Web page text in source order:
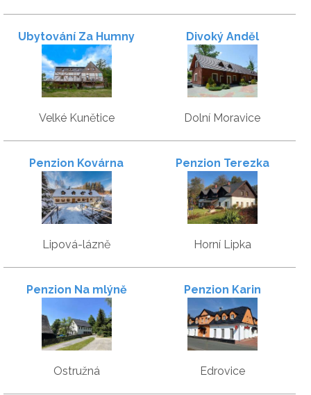
Ubytování Za Humny
Velké Kunětice
Divoký Anděl
Dolní Moravice
Penzion Kovárna
Lipová-lázně
Penzion Terezka
Horní Lipka
Penzion Na mlýně
Ostružná
Penzion Karin
Edrovice